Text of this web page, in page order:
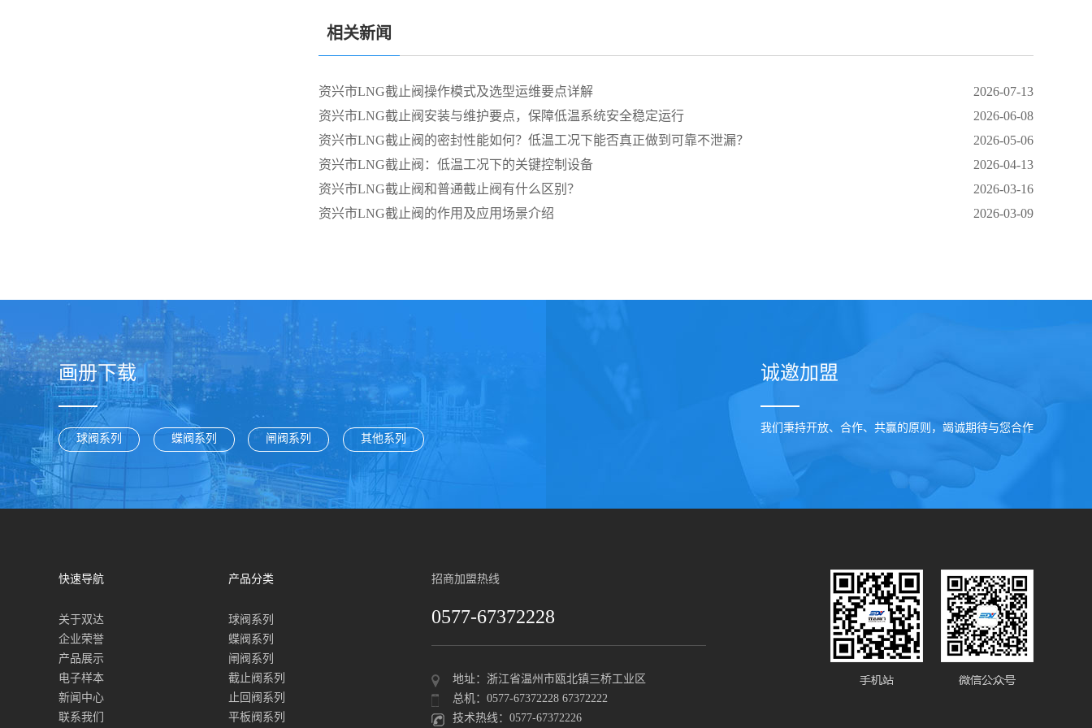
相关新闻
资兴市LNG截止阀操作模式及选型运维要点详解
2026-07-13
资兴市LNG截止阀安装与维护要点，保障低温系统安全稳定运行
2026-06-08
资兴市LNG截止阀的密封性能如何？低温工况下能否真正做到可靠不泄漏？
2026-05-06
资兴市LNG截止阀：低温工况下的关键控制设备
2026-04-13
资兴市LNG截止阀和普通截止阀有什么区别？
2026-03-16
资兴市LNG截止阀的作用及应用场景介绍
2026-03-09
画册下载
球阀系列 蝶阀系列 闸阀系列 其他系列
诚邀加盟
我们秉持开放、合作、共赢的原则，竭诚期待与您合作
快速导航
关于双达
企业荣誉
产品展示
电子样本
新闻中心
联系我们
产品分类
球阀系列
蝶阀系列
闸阀系列
截止阀系列
止回阀系列
平板阀系列
招商加盟热线
0577-67372228
地址：浙江省温州市瓯北镇三桥工业区
总机：0577-67372228 67372222
技术热线：0577-67372226